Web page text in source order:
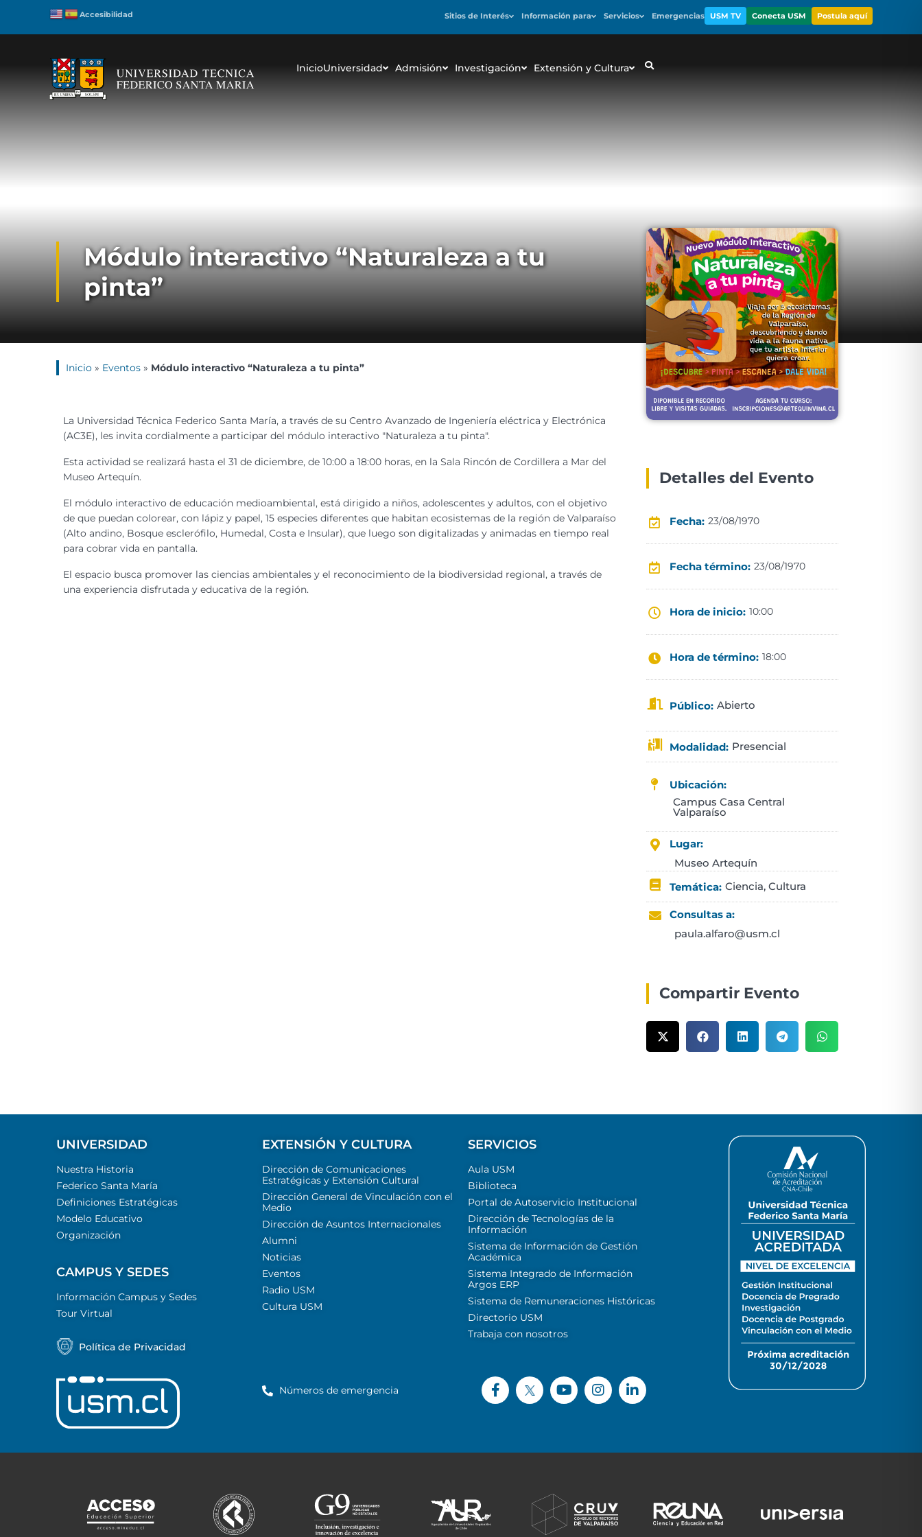
Accesibilidad Sitios de Interés Información para Servicios Emergencias USM TV Conecta USM Postula aquí
InicioUniversidad Admisión Investigación Extensión y Cultura
Módulo interactivo “Naturaleza a tu
pinta”
Inicio » Eventos » Módulo interactivo “Naturaleza a tu pinta”
La Universidad Técnica Federico Santa María, a través de su Centro Avanzado de Ingeniería eléctrica y Electrónica
(AC3E), les invita cordialmente a participar del módulo interactivo "Naturaleza a tu pinta".
Esta actividad se realizará hasta el 31 de diciembre, de 10:00 a 18:00 horas, en la Sala Rincón de Cordillera a Mar del
Museo Artequín.
El módulo interactivo de educación medioambiental, está dirigido a niños, adolescentes y adultos, con el objetivo
de que puedan colorear, con lápiz y papel, 15 especies diferentes que habitan ecosistemas de la región de Valparaíso
(Alto andino, Bosque esclerófilo, Humedal, Costa e Insular), que luego son digitalizadas y animadas en tiempo real
para cobrar vida en pantalla.
El espacio busca promover las ciencias ambientales y el reconocimiento de la biodiversidad regional, a través de
una experiencia disfrutada y educativa de la región.
Detalles del Evento
Fecha: 23/08/1970
Fecha término: 23/08/1970
Hora de inicio: 10:00
Hora de término: 18:00
Público: Abierto
Modalidad: Presencial
Ubicación:
Campus Casa Central
Valparaíso
Lugar:
Museo Artequín
Temática: Ciencia,Cultura
Consultas a:
paula.alfaro@usm.cl
Compartir Evento
UNIVERSIDAD
Nuestra Historia
Federico Santa María
Definiciones Estratégicas
Modelo Educativo
Organización
CAMPUS Y SEDES
Información Campus y Sedes
Tour Virtual
Política de Privacidad
EXTENSIÓN Y CULTURA
Dirección de Comunicaciones
Estratégicas y Extensión Cultural
Dirección General de Vinculación con el
Medio
Dirección de Asuntos Internacionales
Alumni
Noticias
Eventos
Radio USM
Cultura USM
SERVICIOS
Aula USM
Biblioteca
Portal de Autoservicio Institucional
Dirección de Tecnologías de la
Información
Sistema de Información de Gestión
Académica
Sistema Integrado de Información
Argos ERP
Sistema de Remuneraciones Históricas
Directorio USM
Trabaja con nosotros
Números de emergencia